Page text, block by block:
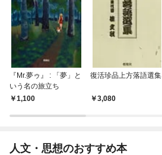
『Mr.夢ゥ』 : 「夢」と
いう名の旅立ち
1,100
復活珍品上方落語選集
3,080
人文・思想のおすすめ本